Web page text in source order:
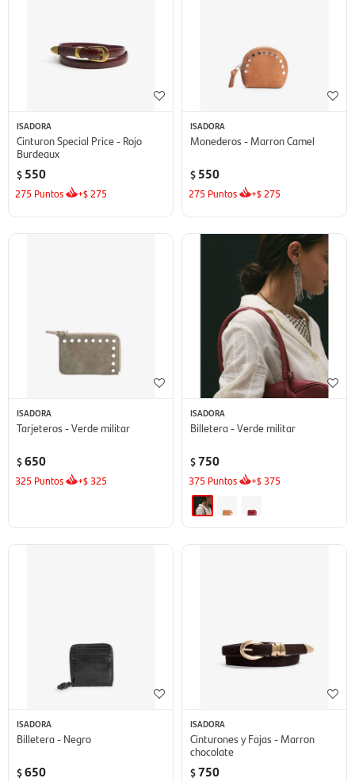
ISADORA
Cinturon Special Price - Rojo
Burdeaux
$ 550
275 Puntos +$ 275
ISADORA
Monederos - Marron Camel
$ 550
275 Puntos +$ 275
ISADORA
Tarjeteros - Verde militar
$650
325 Puntos +$ 325
ISADORA
Billetera - Verde militar
$750
375 Puntos +$ 375
ISADORA
Billetera - Negro
$650
ISADORA
Cinturones y Fajas - Marron
chocolate
$750